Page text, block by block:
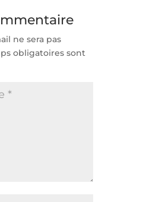
ne sera pas
obligatoires sont